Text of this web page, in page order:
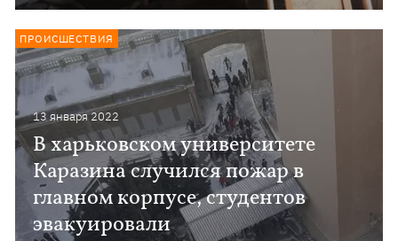
13 января 2022
В харьковском университете
Каразина случился пожар в
главном корпусе, студентов
эвакуировали
ПРОИСШЕСТВИЯ